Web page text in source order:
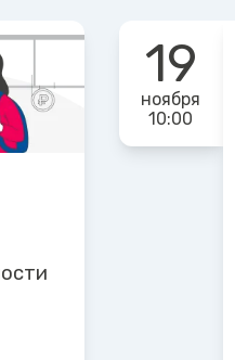
19
ноября
10:00